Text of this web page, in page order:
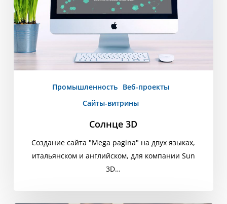
Промышленность Веб-проекты
Сайты-витрины
Солнце 3D
Создание сайта "Mega pagina" на двух языках,
итальянском и английском, для компании Sun
3D…